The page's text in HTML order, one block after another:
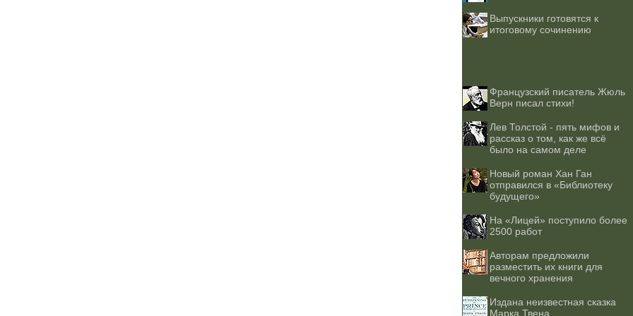
Выпускники готовятся к
итоговому сочинению
Французский писатель Жюль
Верн писал стихи!
Лев Толстой - пять мифов и
рассказ о том, как же всё
было на самом деле
Новый роман Хан Ган
отправился в «Библиотеку
будущего»
На «Лицей» поступило более
2500 работ
Авторам предложили
разместить их книги для
вечного хранения
Издана неизвестная сказка
Марка Твена